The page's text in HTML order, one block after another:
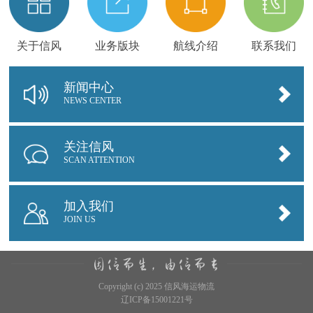
关于信风 业务版块 航线介绍 联系我们
新闻中心
NEWS CENTER
关注信风
SCAN ATTENTION
加入我们
JOIN US
Copyright (c) 2025 信风海运物流
辽ICP备15001221号